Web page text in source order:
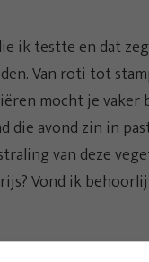
ik testte en dat
Van roti tot
mocht je vaker
die avond zin in
van deze
Vond ik